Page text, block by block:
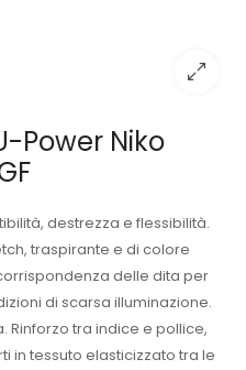
Power Niko
destrezza e flessibilità.
traspirante e di colore
delle dita per
di scarsa illuminazione.
Rinforzo tra indice e pollice,
in tessuto elasticizzato tra le